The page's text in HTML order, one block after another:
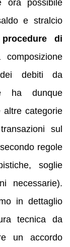
ora possibile
e stralcio
di
debiti da
ha dunque
altre categorie
sul
regole
soglie
necessarie).
in dettaglio
tecnica da
un accordo